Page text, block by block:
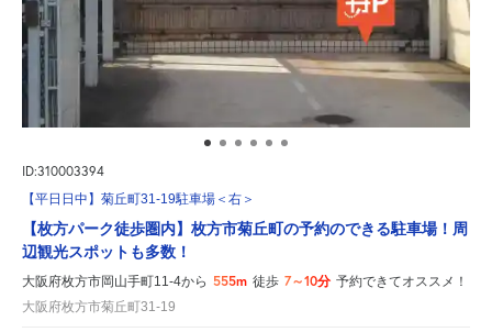
ID:310003394
【平日日中】菊丘町31-19駐車場＜右＞
【枚方パーク徒歩圏内】枚方市菊丘町の予約のできる駐車場！周
辺観光スポットも多数！
大阪府枚方市岡山手町11-4から 555m 徒歩 7～10分 予約できてオススメ！
大阪府枚方市菊丘町31-19